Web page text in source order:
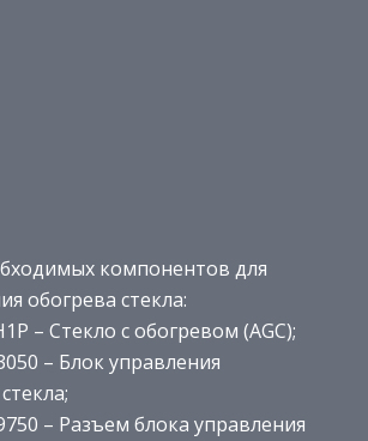
компонентов для
обогрева стекла:
– Стекло с обогревом (AGC);
– Блок управления
– Разъем блока управления